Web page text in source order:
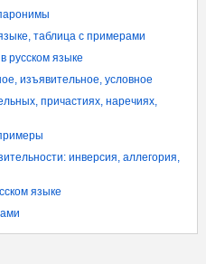
таблица с примерами
русском языке
изъявительное, условное
причастиях, наречиях,
инверсия, аллегория,
языке